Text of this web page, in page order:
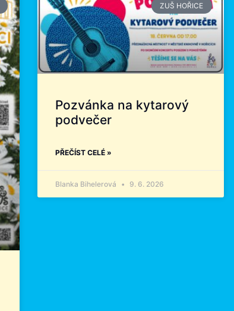
ZUŠ HOŘICE
Pozvánka na kytarový
podvečer
PŘEČÍST CELÉ »
Blanka Bihelerová 9. 6. 2026